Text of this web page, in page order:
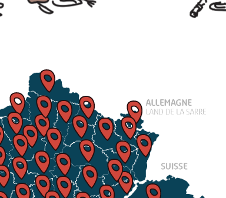
Notre rêve serait que toutes nos
des citoyens puisse bénéficier de
ce moment de partage.